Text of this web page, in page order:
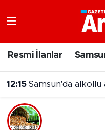
Resmi İlanlar
12:15 Samsun'da alkollü araç
Samsun Namaz
Trafik Durumu